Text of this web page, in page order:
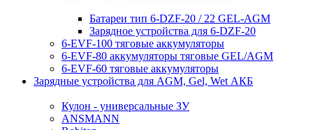
Батареи тип 6-DZF-20 / 22 GEL-AGM
Зарядное устройства для 6-DZF-20
6-EVF-100 тяговые аккумуляторы
6-EVF-80 аккумуляторы тяговые GEL/AGM
6-EVF-60 тяговые аккумуляторы
Зарядные устройства для AGM, Gel, Wet АКБ
Кулон - универсальные ЗУ
ANSMANN